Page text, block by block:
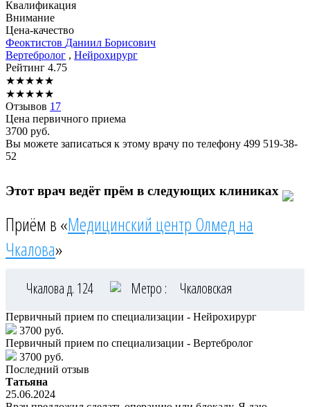
Квалификация
Внимание
Цена-качество
Феоктистов Даниил Борисович
Вертебролог , Нейрохирург
Рейтинг 4.75
★★★★★
★★★★★
Отзывов 17
Цена первичного приема
3700 руб.
Вы можете записаться к этому врачу по телефону 499 519-38-
52
Этот врач ведёт прём в следующих клиниках
Приём в «Медицинский центр Олмед на
Чкалова»
Чкалова д. 124 Метро : Чкаловская
Первичный прием по специализации - Нейрохирург
3700 руб.
Первичный прием по специализации - Вертебролог
3700 руб.
Последний отзыв
Татьяна
25.06.2024